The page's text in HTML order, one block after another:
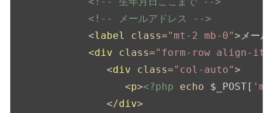
<!-- メールアドレス -->
<label class="mt-2 mb-0">メー
<div class="form-row align-
<div class="col-auto">
<p><?php echo $_POST[
</div>